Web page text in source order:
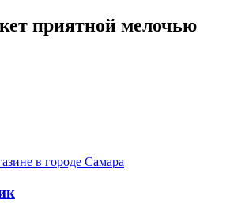
приятной мелочью